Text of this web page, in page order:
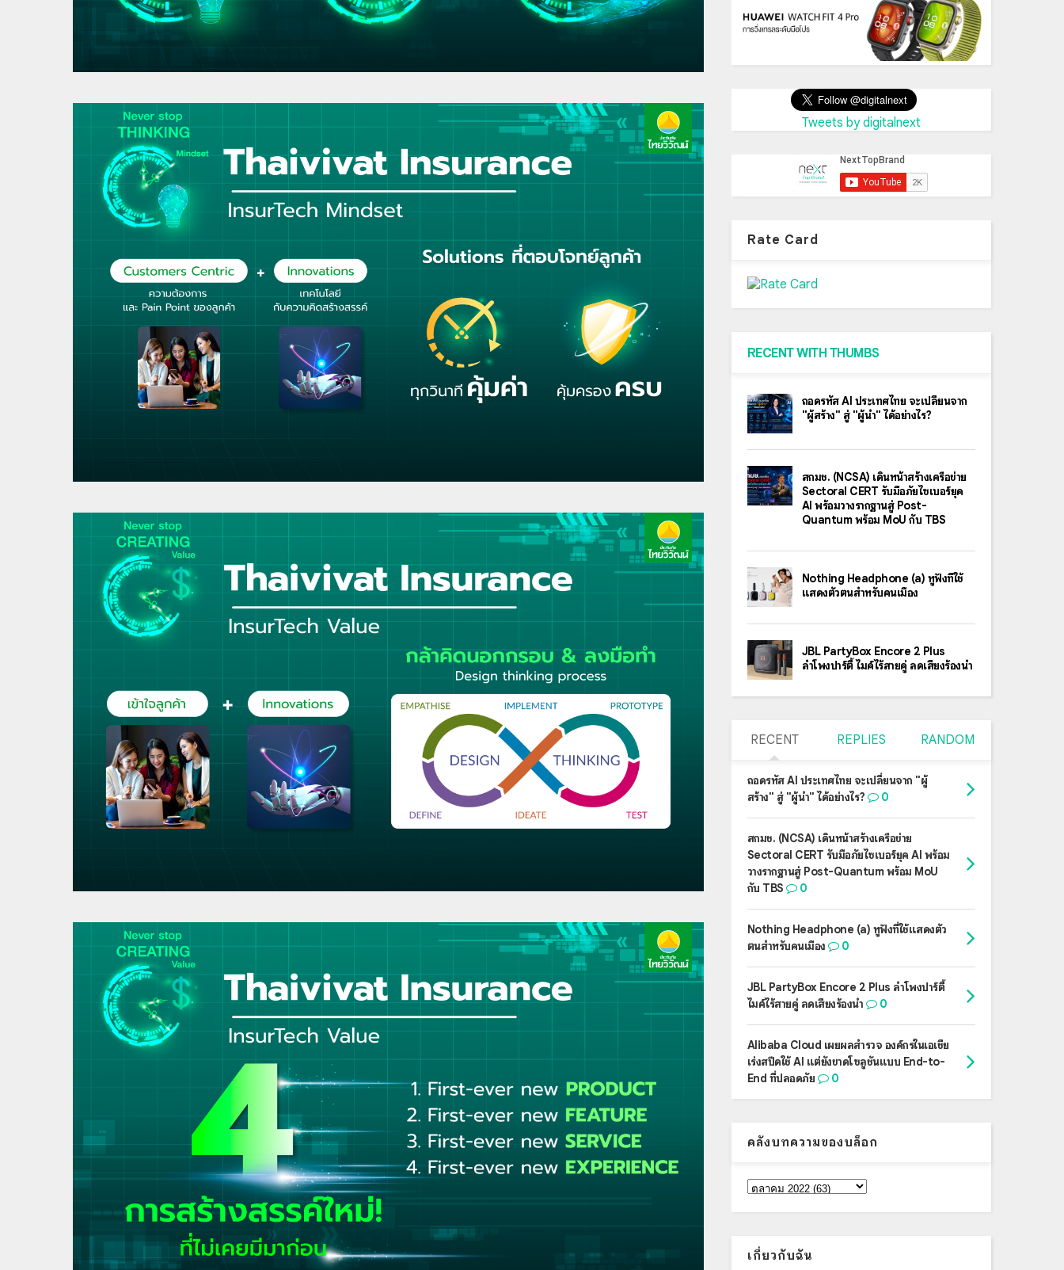
Tweets by digitalnext
Rate Card
RECENT WITH THUMBS
ถอดรหัส AI ประเทศไทย จะเปลี่ยนจาก
"ผู้สร้าง" สู่ "ผู้นำ" ได้อย่างไร?
สกมช. (NCSA) เดินหน้าสร้างเครือข่าย
Sectoral CERT รับมือภัยไซเบอร์ยุค
AI พร้อมวางรากฐานสู่ Post-
Quantum พร้อม MoU กับ TBS
Nothing Headphone (a) หูฟังที่ใช้
แสดงตัวตนสำหรับคนเมือง
JBL PartyBox Encore 2 Plus
ลำโพงปาร์ตี้ ไมค์ไร้สายคู่ ลดเสียงร้องนำ
RECENT REPLIES RANDOM
ถอดรหัส AI ประเทศไทย จะเปลี่ยนจาก "ผู้
สร้าง" สู่ "ผู้นำ" ได้อย่างไร?
0
สกมช. (NCSA) เดินหน้าสร้างเครือข่าย
Sectoral CERT รับมือภัยไซเบอร์ยุค AI พร้อม
วางรากฐานสู่ Post-Quantum พร้อม MoU
กับ TBS
0
Nothing Headphone (a) หูฟังที่ใช้แสดงตัว
ตนสำหรับคนเมือง
0
JBL PartyBox Encore 2 Plus ลำโพงปาร์ตี้
ไมค์ไร้สายคู่ ลดเสียงร้องนำ
0
Alibaba Cloud เผยผลสำรวจ องค์กรในเอเชีย
เร่งสปีดใช้ AI แต่ยังขาดโซลูชันแบบ End-to-
End ที่ปลอดภัย
0
คลังบทความของบล็อก
เกี่ยวกับฉัน